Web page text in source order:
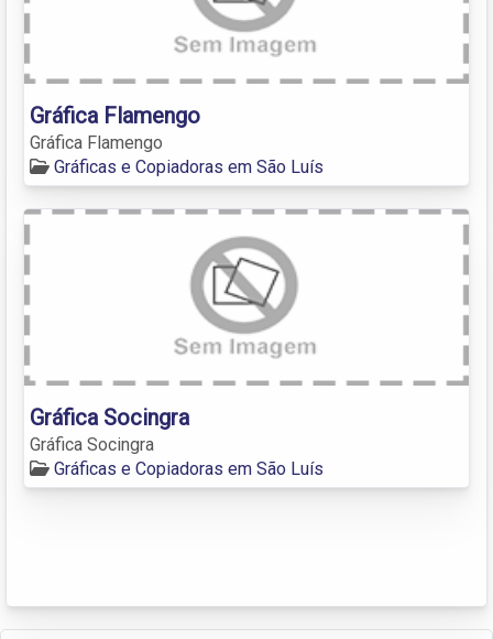
Gráfica Flamengo
Gráfica Flamengo
Gráficas e Copiadoras em São Luís
Gráfica Socingra
Gráfica Socingra
Gráficas e Copiadoras em São Luís